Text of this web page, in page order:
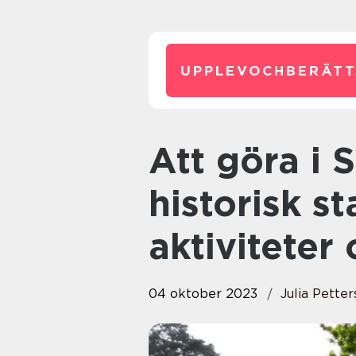
Att göra i Skara – Upplev en
historisk
aktiviteter
04 oktober 2023 Julia